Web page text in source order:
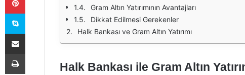
Gram Altın Yatırımının Avantajları
Dikkat Edilmesi Gerekenler
Halk Bankası ve Gram Altın Yatırımı
Halk Bankası ile Gram Altın
Skype
E-Posta ile paylaş